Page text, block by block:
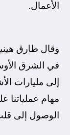
الأعمال.
وقال طارق
في الشرق
إلى مليارات
مهام عملياتنا
الوصول إلى